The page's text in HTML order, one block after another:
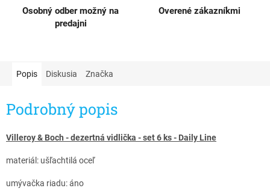
Osobný odber možný na
predajni
Overené zákazníkmi
Popis Diskusia Značka
Podrobný popis
Villeroy & Boch - dezertná vidlička - set 6 ks - Daily Line
materiál: ušľachtilá oceľ
umývačka riadu: áno